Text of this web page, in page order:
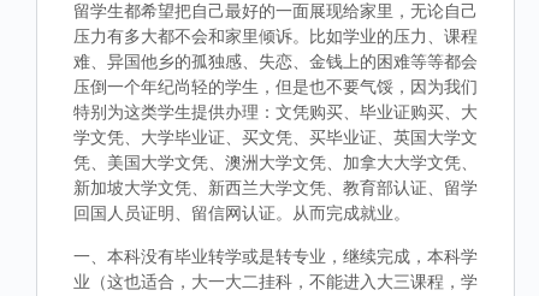
留学生都希望把自己最好的一面展现给家里，无论自己
压力有多大都不会和家里倾诉。比如学业的压力、课程
难、异国他乡的孤独感、失恋、金钱上的困难等等都会
压倒一个年纪尚轻的学生，但是也不要气馁，因为我们
特别为这类学生提供办理：文凭购买、毕业证购买、大
学文凭、大学毕业证、买文凭、买毕业证、英国大学文
凭、美国大学文凭、澳洲大学文凭、加拿大大学文凭、
新加坡大学文凭、新西兰大学文凭、教育部认证、留学
回国人员证明、留信网认证。从而完成就业。
一、本科没有毕业转学或是转专业，继续完成，本科学
业（这也适合，大一大二挂科，不能进入大三课程，学